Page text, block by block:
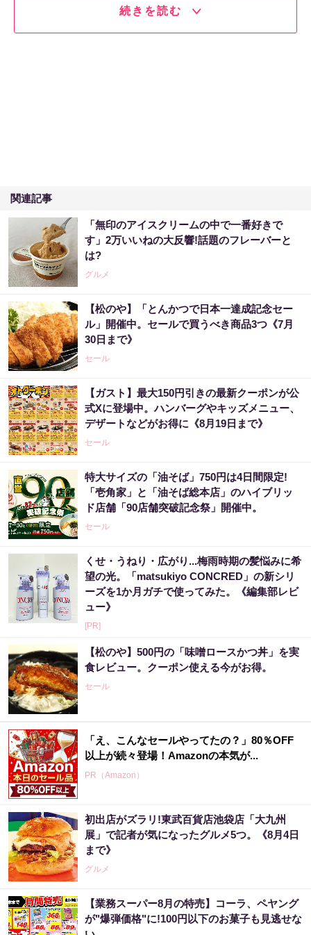
続きを読む
関連記事
「無印のアイスクリームの中で一番好きで
す」2万いいねの大反響!話題のフレーバーと
は?
グルメ
【松のや】「とんかつで日本一達成記念セー
ル」開催中。セールで買うべき商品3つ《7月
30日まで》
セール
【ガスト】最大150円引きの最新クーポンが公
式Xに登場中。ハンバーグやキッズメニュー、
デザートなどがお得に《8月19日まで》
セール
特大サイズの「油そば」750円は4日間限定!
「壱角家」と「油そば総本店」のハイブリッ
ド店舗「90店舗突破記念祭」開催中。
セール
くせ・うねり・広がり...梅雨時期の髪悩みに希
望の光。「matsukiyo CONCRED」の新シリ
ーズを1か月ガチで使ってみた。《編集部レビ
ュー》
[PR]
【松のや】500円の「味噌ロースかつ丼」を実
食レビュー。クーポン使える今がお得。
セール
「え、こんなセールやってたの？」80％OFF
以上が続々登場！Amazonの本気が...
PR（Amazon）
初出店がズラリ!東武百貨店池袋店「大九州
展」で記者が気になったグルメ5つ。《8月4日
まで》
グルメ
【業務スーパー8月の特売】コーラ、ペヤング
が"爆弾価格"に!100円以下のお菓子も見逃せな